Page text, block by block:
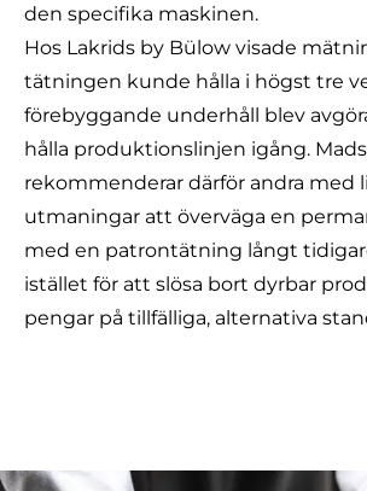
den specifika maskinen.
Hos Lakrids by Bülow visade
tätningen kunde hålla i högst tre
förebyggande underhåll blev
hålla produktionslinjen igång. Mads
rekommenderar därför andra med
utmaningar att överväga en
med en patrontätning långt
istället för att slösa bort dyrbar
pengar på tillfälliga, alternativa